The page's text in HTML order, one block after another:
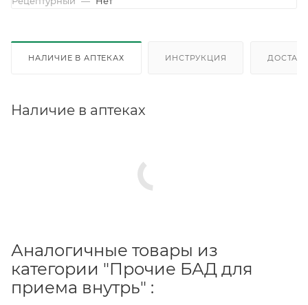
НАЛИЧИЕ В АПТЕКАХ ИНСТРУКЦИЯ
Наличие в аптеках
Аналогичные товары из
категории "Прочие БАД для
приема внутрь" :